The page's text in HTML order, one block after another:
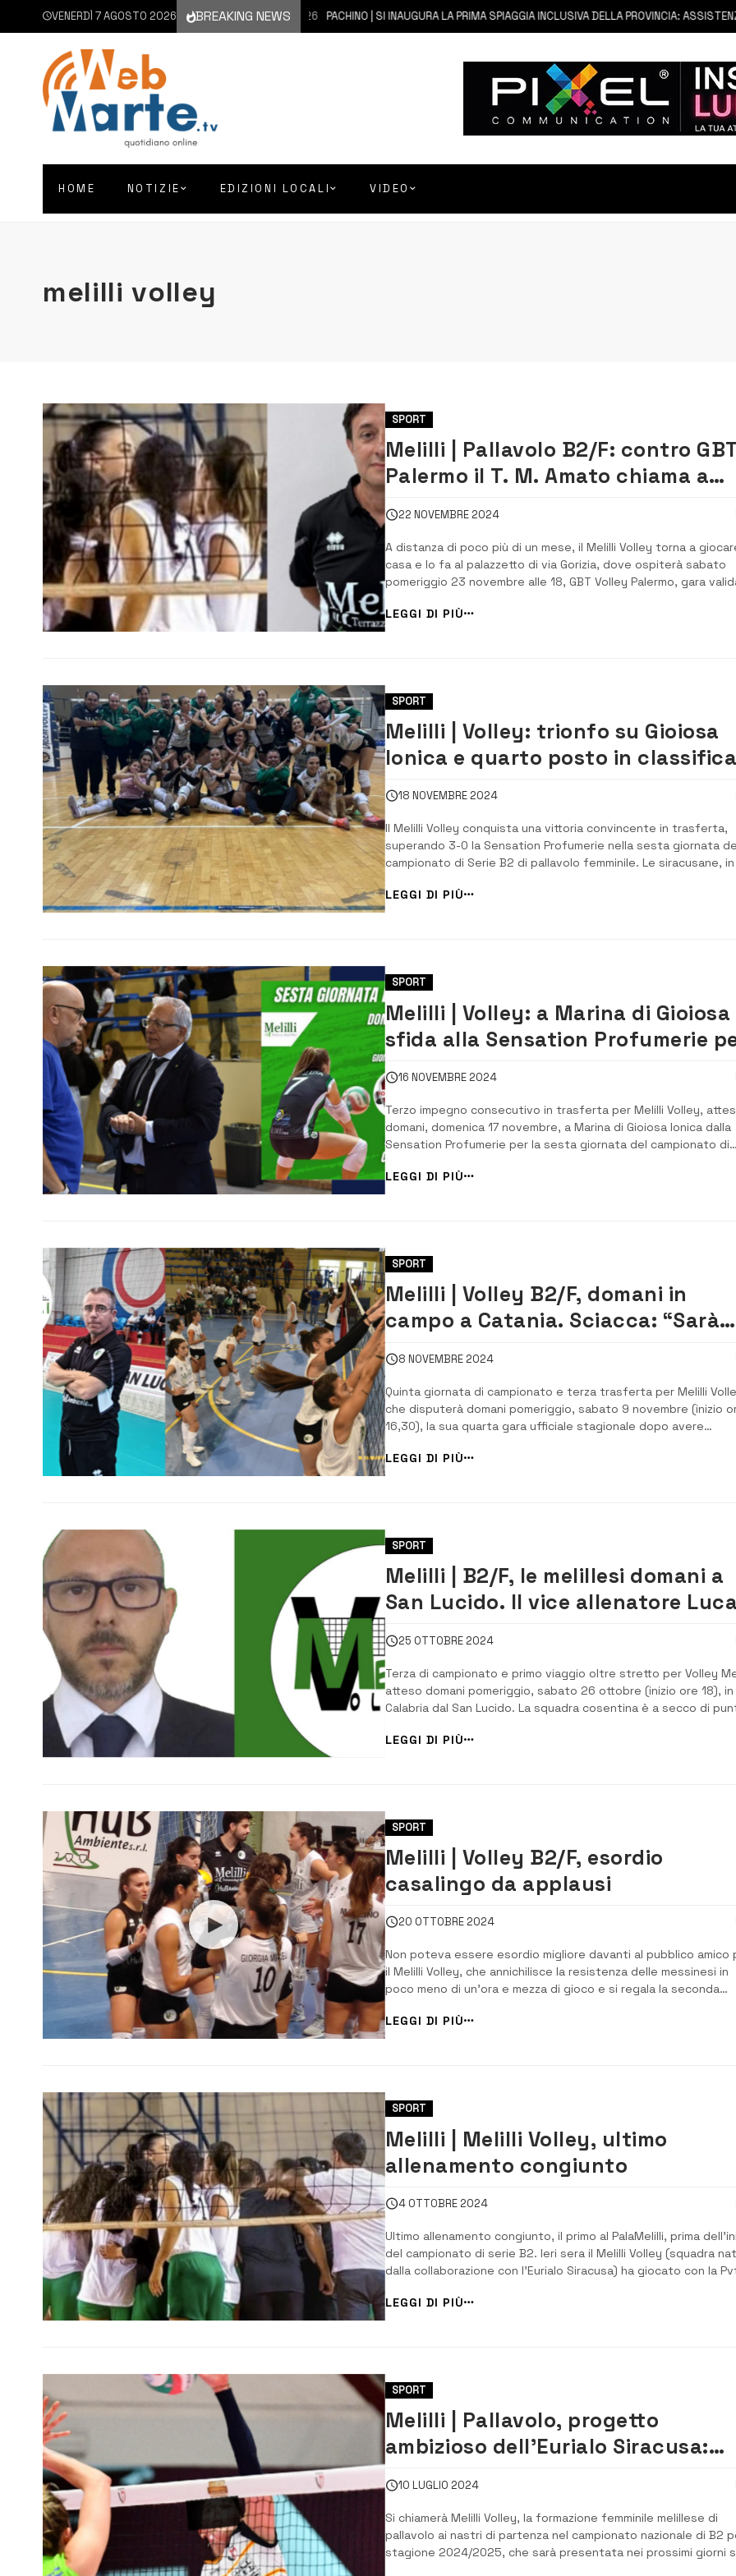
VENERDÌ 7 AGOSTO 2026 BREAKING NEWS
7 AGOSTO 2026 PACHINO | SI INAUGURA LA PRIMA SPIAGGIA INCLUSIVA DELLA PROVINCIA: ASSISTENZA E
HOME NOTIZIE EDIZIONI LOCALI VIDEO
melilli volley
SPORT
Melilli | Pallavolo B2/F: contro
Palermo il T. M. Amato chiama a
raccolta i tifosi
22 NOVEMBRE 2024
A distanza di poco più di un mese, il Melilli Volley torna a
casa e lo fa al palazzetto di via Gorizia, dove ospiterà sabato
pomeriggio 23 novembre alle 18, GBT Volley Palermo, gara
femminile. La squadra del presidente Luigi Distefano […]
LEGGI DI PIÙ
SPORT
Melilli | Volley: trionfo su Gioiosa
Ionica e quarto posto in classifica
per il Melilli
18 NOVEMBRE 2024
Il Melilli Volley conquista una vittoria convincente in trasferta,
superando 3-0 la Sensation Profumerie nella sesta giornata
campionato di Serie B2 di pallavolo femminile. Le siracusane, in
ottenendo il quarto successo su cinque gare disputate e
consolidando la loro posizione...
LEGGI DI PIÙ
SPORT
Melilli | Volley: a Marina di Gioiosa
sfida alla Sensation Profumerie
il riscatto
16 NOVEMBRE 2024
Terzo impegno consecutivo in trasferta per Melilli Volley,
domani, domenica 17 novembre, a Marina di Gioiosa Ionica dalla
Sensation Profumerie per la sesta giornata del campionato di
serie B2 di pallavolo femminile. La gara inizierà alle ore 18.
L’obiettivo è di tornare a far punti dopo la sconfitta di sabato
scorso a Catania contro [&h...
LEGGI DI PIÙ
SPORT
Melilli | Volley B2/F, domani in
campo a Catania. Sciacca: “Sarà
una bella partita”
8 NOVEMBRE 2024
Quinta giornata di campionato e terza trasferta per Melilli
che disputerà domani pomeriggio, sabato 9 novembre (inizio
16,30), la sua quarta gara ufficiale stagionale dopo avere
il Volley Valley, che occupa il quarto gradino in graduatoria con
punto in più sulle s...
LEGGI DI PIÙ
SPORT
Melilli | B2/F, le melillesi domani a
San Lucido. Il vice allenatore Luca
Scandurra: “Vogliamo i 3 punti”
25 OTTOBRE 2024
Terza di campionato e primo viaggio oltre stretto per Volley
atteso domani pomeriggio, sabato 26 ottobre (inizio ore 18), in
Calabria dal San Lucido. La squadra cosentina è a secco di
scorso 12 ottobre, contro la capolista Volley Valley, terminata
LEGGI DI PIÙ
SPORT
Melilli | Volley B2/F, esordio
casalingo da applausi
20 OTTOBRE 2024
Non poteva essere esordio migliore davanti al pubblico amico
il Melilli Volley, che annichilisce la resistenza delle messinesi in
poco meno di un’ora e mezza di gioco e si regala la seconda
vittoria consecutiva in campionato (3 a 0 il risultato). Al
di via Gorizia, gremito al limite del sold-out, tifo ed entusiasmo
LEGGI DI PIÙ
SPORT
Melilli | Melilli Volley, ultimo
allenamento congiunto
4 OTTOBRE 2024
Ultimo allenamento congiunto, il primo al PalaMelilli, prima
del campionato di serie B2. Ieri sera il Melilli Volley (squadra
dalla collaborazione con l’Eurialo Siracusa) ha giocato con la
prevedevano gli accordi tra le due squadre. Alla fine, due set
pa...
LEGGI DI PIÙ
SPORT
Melilli | Pallavolo, progetto
ambizioso dell’Eurialo Siracusa:
nasce Melilli Volley di B2/F
10 LUGLIO 2024
Si chiamerà Melilli Volley, la formazione femminile melillese di
pallavolo ai nastri di partenza nel campionato nazionale di B2
stagione 2024/2025, che sarà presentata nei prossimi giorni